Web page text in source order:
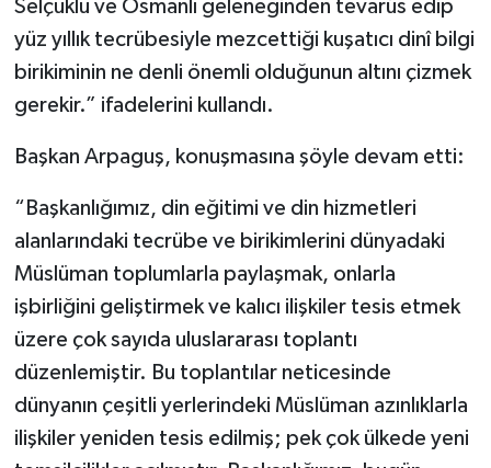
Selçuklu ve Osmanlı geleneğinden tevarüs edip
yüz yıllık tecrübesiyle mezcettiği kuşatıcı dinî bilgi
birikiminin ne denli önemli olduğunun altını çizmek
gerekir.” ifadelerini kullandı.
Başkan Arpaguş, konuşmasına şöyle devam etti:
“Başkanlığımız, din eğitimi ve din hizmetleri
alanlarındaki tecrübe ve birikimlerini dünyadaki
Müslüman toplumlarla paylaşmak, onlarla
işbirliğini geliştirmek ve kalıcı ilişkiler tesis etmek
üzere çok sayıda uluslararası toplantı
düzenlemiştir. Bu toplantılar neticesinde
dünyanın çeşitli yerlerindeki Müslüman azınlıklarla
ilişkiler yeniden tesis edilmiş; pek çok ülkede yeni